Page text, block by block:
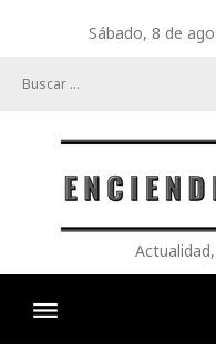
Sábado, 8 de